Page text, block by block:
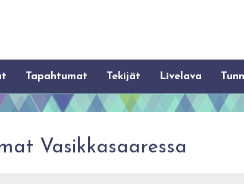
Tapahtumat Tekijät Livelava
Vasikkasaaressa